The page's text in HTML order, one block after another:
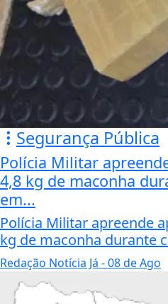
Segurança Pública
Polícia Militar
4,8 kg de maconha
em...
Polícia Militar apreende
kg de maconha durante
Redação Notícia Já - 08 de Ago